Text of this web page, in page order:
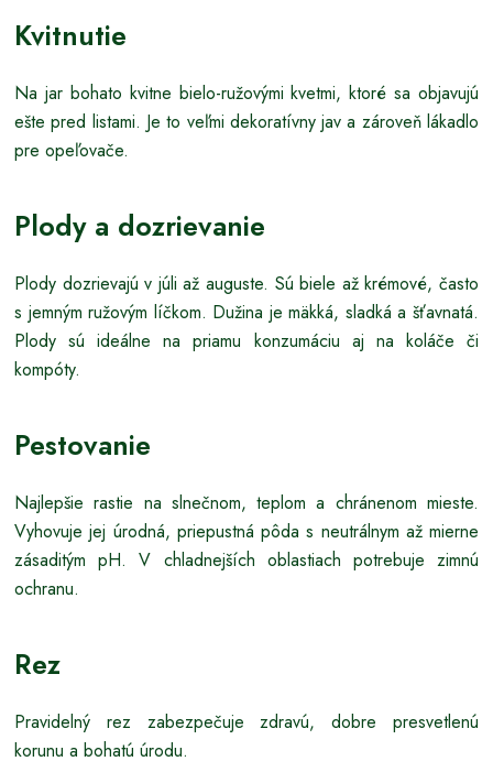
Kvitnutie
Na jar bohato kvitne bielo-ružovými kvetmi, ktoré sa objavujú
ešte pred listami. Je to veľmi dekoratívny jav a zároveň lákadlo
pre opeľovače.
Plody a dozrievanie
Plody dozrievajú v júli až auguste. Sú biele až krémové, často
s jemným ružovým líčkom. Dužina je mäkká, sladká a šťavnatá.
Plody sú ideálne na priamu konzumáciu aj na koláče či
kompóty.
Pestovanie
Najlepšie rastie na slnečnom, teplom a chránenom mieste.
Vyhovuje jej úrodná, priepustná pôda s neutrálnym až mierne
zásaditým pH. V chladnejších oblastiach potrebuje zimnú
ochranu.
Rez
Pravidelný rez zabezpečuje zdravú, dobre presvetlenú
korunu a bohatú úrodu.